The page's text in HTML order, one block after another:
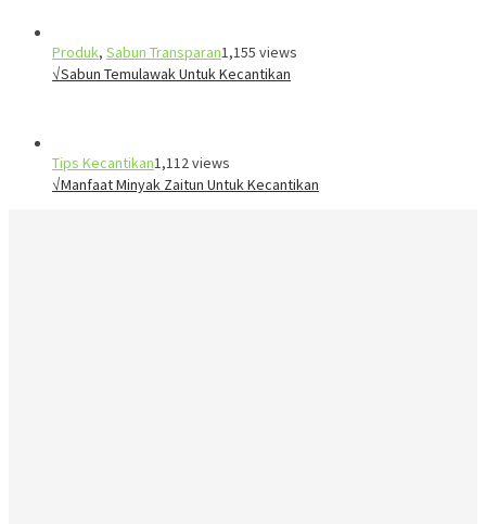
Produk, Sabun Transparan1,155 views
√Sabun Temulawak Untuk Kecantikan
Tips Kecantikan1,112 views
√Manfaat Minyak Zaitun Untuk Kecantikan